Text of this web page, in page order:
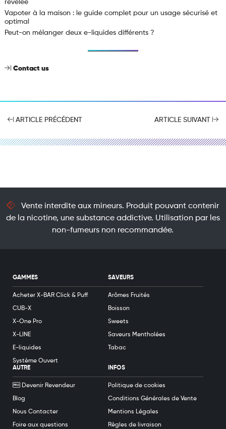
révélée
Vapoter à la maison : le guide complet pour un usage sécurisé et
optimal
Peut-on mélanger deux e-liquides différents ?
Contact us
ARTICLE PRÉCÉDENT ARTICLE SUIVANT
Vente interdite aux mineurs. Produit pouvant contenir
de la nicotine, une substance addictive. Utilisation par les
non-fumeurs non recommandée.
GAMMES
Acheter X-BAR Click & Puff
CUB-X
X-One Pro
X-LINE
E-liquides
Système Ouvert
SAVEURS
Arômes Fruités
Boisson
Sweets
Saveurs Mentholées
Tabac
AUTRE
Devenir Revendeur
Blog
Nous Contacter
Foire aux questions
INFOS
Politique de cookies
Conditions Générales de Vente
Mentions Légales
Règles de livraison